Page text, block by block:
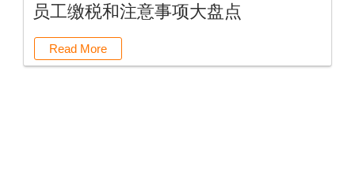
员工缴税和注意事项大盘点
Read More